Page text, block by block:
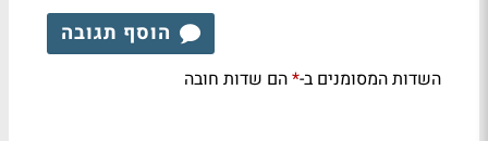
הוסף תגובה
השדות המסומנים ב-*הם שדות חובה